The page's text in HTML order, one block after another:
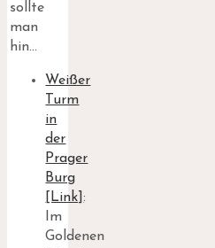
sollte
man
hin…
Weißer
Turm
in
der
Prager
Burg
[Link]:
Im
Goldenen